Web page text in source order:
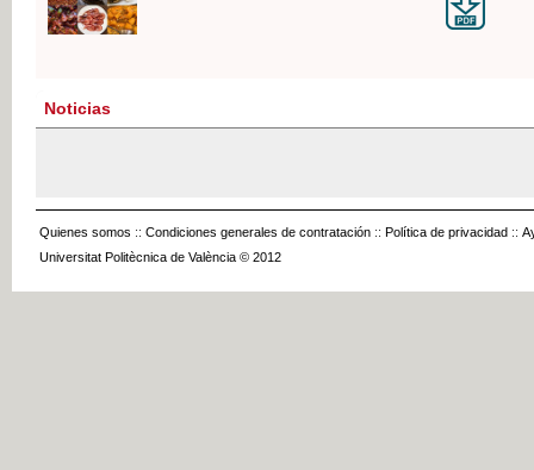
Noticias
Quienes somos :: Condiciones generales de contratación :: Política de privacidad ::
Universitat Politècnica de València © 2012